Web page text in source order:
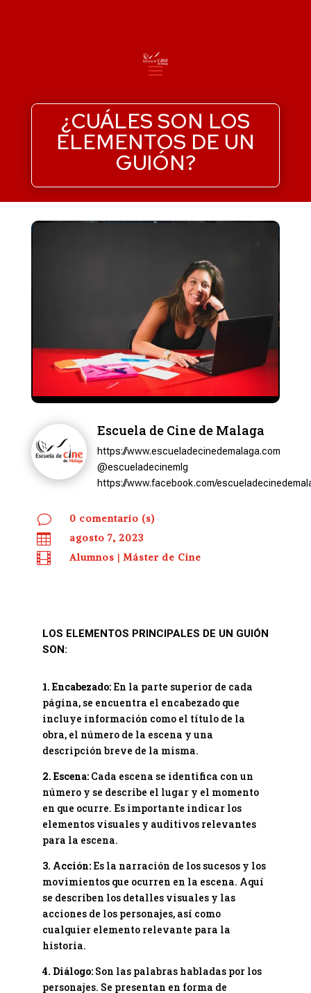
¿CUÁLES SON LOS
ELEMENTOS DE UN
GUIÓN?
Escuela de Cine de Malaga
https://www.escueladecinedemalaga.com
@escueladecinemlg
https://www.facebook.com/
v 0 comentario (s)
 agosto 7, 2023
 Alumnos | Máster de Cine
LOS ELEMENTOS PRINCIPALES DE UN GUIÓN
SON:
1. Encabezado:En la parte superior de cada
página, se encuentra el encabezado que
incluye información como el título de la
obra, el número de la escena y una
descripción breve de la misma.
2. Escena:Cada escena se identifica con un
número y se describe el lugar y el momento
en que ocurre. Es importante indicar los
elementos visuales y auditivos relevantes
para la escena.
3. Acción:Es la narración de los sucesos y los
movimientos que ocurren en la escena. Aquí
se describen los detalles visuales y las
acciones de los personajes, así como
cualquier elemento relevante para la
historia.
4. Diálogo:Son las palabras habladas por los
personajes. Se presentan en forma de